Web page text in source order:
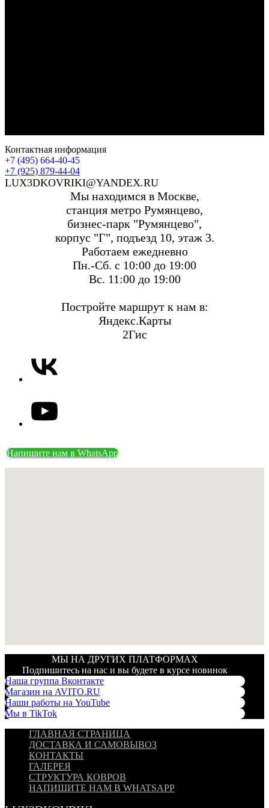
Контактная информация
+7 (495) 664-40-45
+7 (925) 879-44-04
LUX3DKOVRIKI@YANDEX.RU
Мы находимся в Москве,
станция метро Румянцево,
бизнес-парк "Румянцево",
корпус "Г", подъезд 10, этаж 3.
Работаем ежедневно
Пн.-Сб. с 10:00 до 19:00
Вс. 11:00 до 19:00
Постройте маршрут к нам в:
Яндекс.Карты
2Гис
Напишите нам в WhatsApp
МЫ НА ДРУГИХ ПЛАТФОРМАХ
Подпишитесь на нас и вы будете в курсе новинок
Наша группа Вконтакте
Магазин на AVITO.RU
Наши работы на YouTube
Мы в TikTok
ГЛАВНАЯ СТРАНИЦА
ДОСТАВКА И САМОВЫВОЗ
КОНТАКТЫ
ГАЛЕРЕЯ
СТРУКТУРА КОВРОВ
НАПИШИТЕ НАМ В WHATSAPP